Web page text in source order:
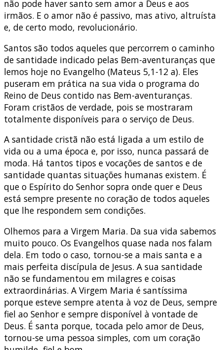
não pode haver santo sem amor a Deus e aos
irmãos. E o amor não é passivo, mas ativo, altruísta
e, de certo modo, revolucionário.
Santos são todos aqueles que percorrem o caminho
de santidade indicado pelas Bem-aventuranças que
lemos hoje no Evangelho (Mateus 5,1-12 a). Eles
puseram em prática na sua vida o programa do
Reino de Deus contido nas Bem-aventuranças.
Foram cristãos de verdade, pois se mostraram
totalmente disponíveis para o serviço de Deus.
A santidade cristã não está ligada a um estilo de
vida ou a uma época e, por isso, nunca passará de
moda. Há tantos tipos e vocações de santos e de
santidade quantas situações humanas existem. É
que o Espírito do Senhor sopra onde quer e Deus
está sempre presente no coração de todos aqueles
que lhe respondem sem condições.
Olhemos para a Virgem Maria. Da sua vida sabemos
muito pouco. Os Evangelhos quase nada nos falam
dela. Em todo o caso, tornou-se a mais santa e a
mais perfeita discípula de Jesus. A sua santidade
não se fundamentou em milagres e coisas
extraordinárias. A Virgem Maria é santíssima
porque esteve sempre atenta à voz de Deus, sempre
fiel ao Senhor e sempre disponível à vontade de
Deus. É santa porque, tocada pelo amor de Deus,
tornou-se uma pessoa simples, com um coração